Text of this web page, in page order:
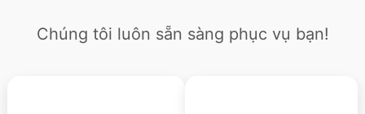
Chúng tôi luôn sẵn sàng phục vụ bạn!